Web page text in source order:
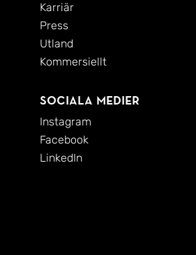
Karriär
Press
Utland
Kommersiellt
Sociala medier
Instagram
Facebook
LinkedIn